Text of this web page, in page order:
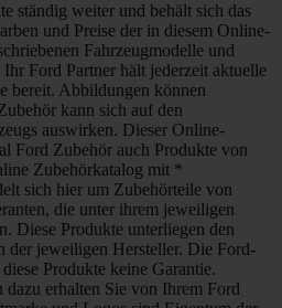
ständig weiter und behält sich das
und Preise der in diesem Online-
Fahrzeugmodelle und
Ford Partner hält jederzeit aktuelle
bereit. Abbildungen können
kann sich auf den
auswirken. Dieser Online-
Ford Zubehör auch Produkte von
Zubehörkatalog mit *
sich hier um Zubehörteile von
die unter ihrem jeweiligen
Diese Produkte unterliegen den
der jeweiligen Hersteller. Die Ford-
Produkte keine Garantie.
erhalten Sie von Ihrem Ford